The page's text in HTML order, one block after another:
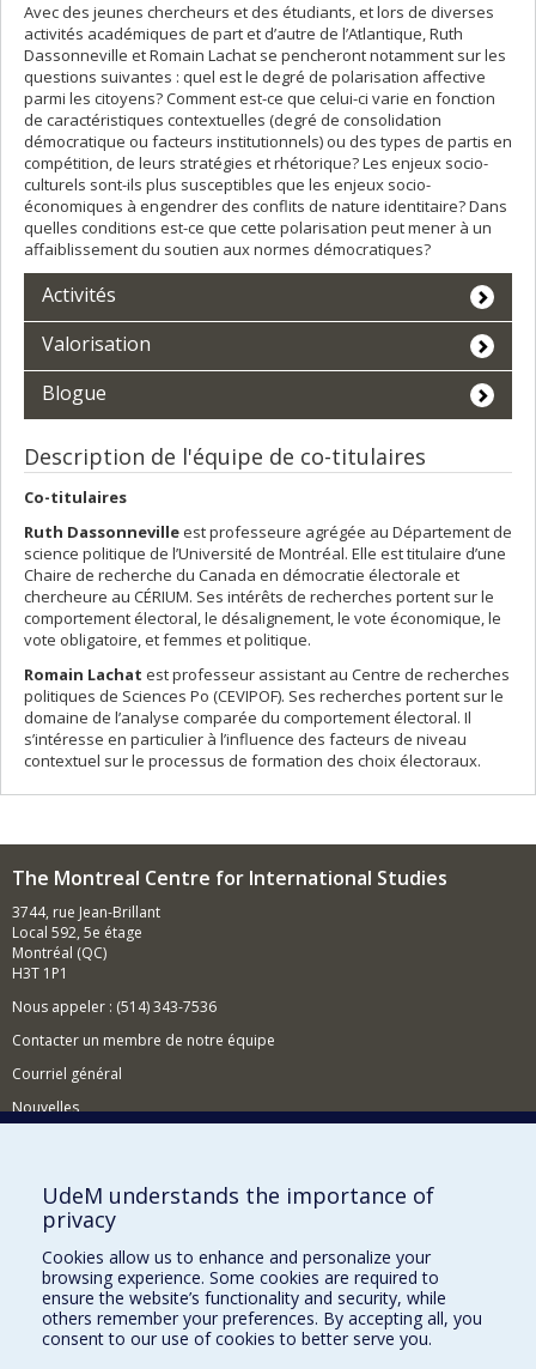
Avec des jeunes chercheurs et des étudiants, et lors de diverses
activités académiques de part et d’autre de l’Atlantique, Ruth
Dassonneville et Romain Lachat se pencheront notamment sur les
questions suivantes : quel est le degré de polarisation affective
parmi les citoyens? Comment est-ce que celui-ci varie en fonction
de caractéristiques contextuelles (degré de consolidation
démocratique ou facteurs institutionnels) ou des types de partis en
compétition, de leurs stratégies et rhétorique? Les enjeux socio-
culturels sont-ils plus susceptibles que les enjeux socio-
économiques à engendrer des conflits de nature identitaire? Dans
quelles conditions est-ce que cette polarisation peut mener à un
affaiblissement du soutien aux normes démocratiques?
Activités
Valorisation
Blogue
Description de l'équipe de co-titulaires
Co-titulaires
Ruth Dassonnevilleest professeure agrégée au Département de
science politique de l’Université de Montréal. Elle est titulaire d’une
Chaire de recherche du Canada en démocratie électorale et
chercheure au CÉRIUM. Ses intérêts de recherches portent sur le
comportement électoral, le désalignement, le vote économique, le
vote obligatoire, et femmes et politique.
Romain Lachat est professeur assistant au Centre de recherches
politiques de Sciences Po (CEVIPOF). Ses recherches portent sur le
domaine de l’analyse comparée du comportement électoral. Il
s’intéresse en particulier à l’influence des facteurs de niveau
contextuel sur le processus de formation des choix électoraux.
The Montreal Centre for International Studies
3744, rue Jean-Brillant
Local 592, 5e étage
Montréal (QC)
H3T 1P1
Nous appeler : (514) 343-7536
Contacter un membre de notre équipe
Courriel général
Nouvelles
Comment soutenir le CÉRIUM?
BESOIN D'AIDE?
Plan du site
Signaler une erreur
Accessibilité
UdeM understands the importance of
privacy
Cookies allow us to enhance and personalize your
browsing experience. Some cookies are required to
ensure the website’s functionality and security, while
others remember your preferences. By accepting all, you
consent to our use of cookies to better serve you.